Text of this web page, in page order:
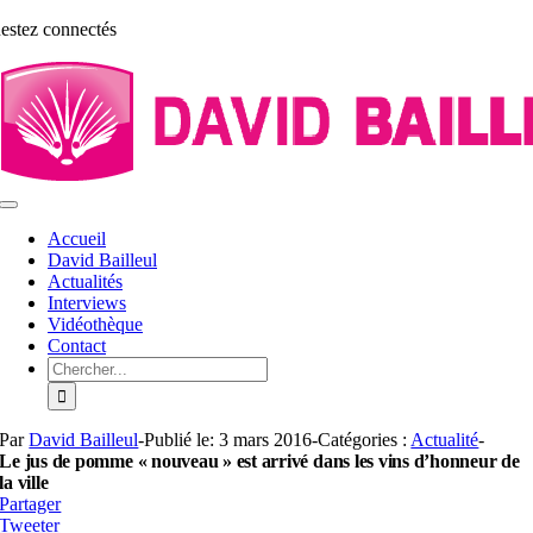
Aller
contenu
connectés
Toggle
NavigationAccueil
David Bailleul
Actualités
Interviews
Vidéothèque
Contact
Rechercher:
ParDavid Bailleul-Publié le: 3 mars 2016-Catégories : Actualité-
Le jus de pomme « nouveau » est arrivé dans les vins d’honneur de
la ville
Partager
Tweeter